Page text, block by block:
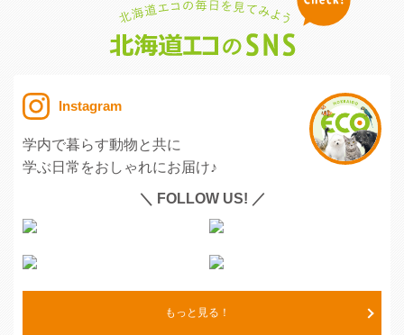
Instagram
学内で暮らす動物と共に
学ぶ日常をおしゃれにお届け♪
＼ FOLLOW US! ／
もっと見る！